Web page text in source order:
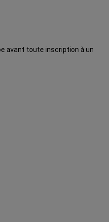
avant toute inscription à un